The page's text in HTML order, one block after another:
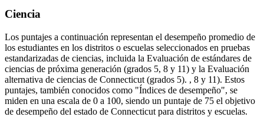
Ciencia
Los puntajes a continuación representan el desempeño promedio de
los estudiantes en los distritos o escuelas seleccionados en pruebas
estandarizadas de ciencias, incluida la Evaluación de estándares de
ciencias de próxima generación (grados 5, 8 y 11) y la Evaluación
alternativa de ciencias de Connecticut (grados 5). , 8 y 11). Estos
puntajes, también conocidos como "Índices de desempeño", se
miden en una escala de 0 a 100, siendo un puntaje de 75 el objetivo
de desempeño del estado de Connecticut para distritos y escuelas.